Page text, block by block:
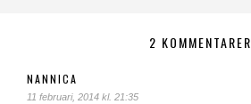
2 KOMMENTARER
NANNICA
11 februari, 2014 kl. 21:35